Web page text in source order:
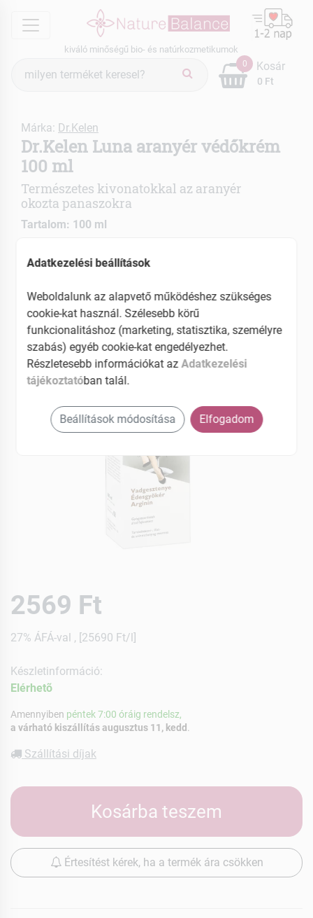
menu
kiváló minőségű bio- és natúrkozmetikumok
keresés
0
0 Ft
Kosár
Márka: Dr.Kelen
Dr.Kelen Luna aranyér védőkrém
100 ml
Természetes kivonatokkal az aranyér
okozta panaszokra
Tartalom: 100 ml
Hidratáló és ápoló összetevőkkel
EAN: 5997742301838
2569 Ft
27% ÁFÁ-val , [25690 Ft/l]
Készletinformáció:
Elérhetõ
Amennyiben péntek 7:00 óráig rendelsz,
a várható kiszállítás augusztus 11, kedd
Szállítási díjak
Kosárba teszem
Értesítést kérek, ha a termék ára csökken
Adatkezelési beállítások
Weboldalunk az alapvető működéshez szükséges
cookie-kat használ. Szélesebb körű
funkcionalitáshoz (marketing, statisztika, személyre
szabás) egyéb cookie-kat engedélyezhet.
Részletesebb információkat azAdatkezelési
tájékoztatóban talál.
Beállítások módosítása Elfogadom